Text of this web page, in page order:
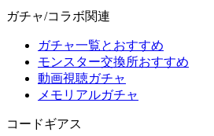
ガチャ/コラボ関連
ガチャ一覧とおすすめ
モンスター交換所おすすめ
動画視聴ガチャ
メモリアルガチャ
コードギアス